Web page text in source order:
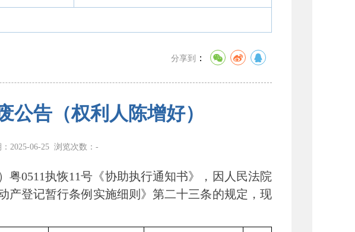
分享到 ：
公告（权利人陈增好）
2025-06-25 浏览次数： -
0511执恢11号《协助执行通知书》，因人民法院
产登记暂行条例实施细则》第二十三条的规定，现